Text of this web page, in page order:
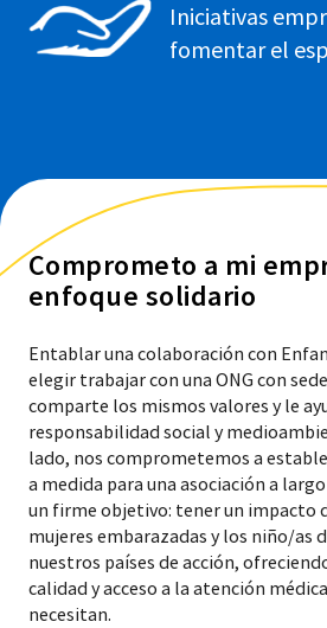
Iniciativas
fomentar el
Comprometo a mi
enfoque solidario
Entablar una colaboración con
elegir trabajar con una ONG con
comparte los mismos valores y le
responsabilidad social y
lado, nos comprometemos a
a medida para una asociación a
un firme objetivo: tener un impacto
mujeres embarazadas y los niño/as
nuestros países de acción,
calidad y acceso a la atención
necesitan.